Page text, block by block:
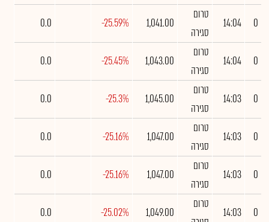
0
14:04
טרום
סגירה
1,041.00
-25.59%
0.0
0
14:04
טרום
סגירה
1,043.00
-25.45%
0.0
0
14:03
טרום
סגירה
1,045.00
-25.3%
0.0
0
14:03
טרום
סגירה
1,047.00
-25.16%
0.0
0
14:03
טרום
סגירה
1,047.00
-25.16%
0.0
0
14:03
טרום
1,049.00
-25.02%
0.0